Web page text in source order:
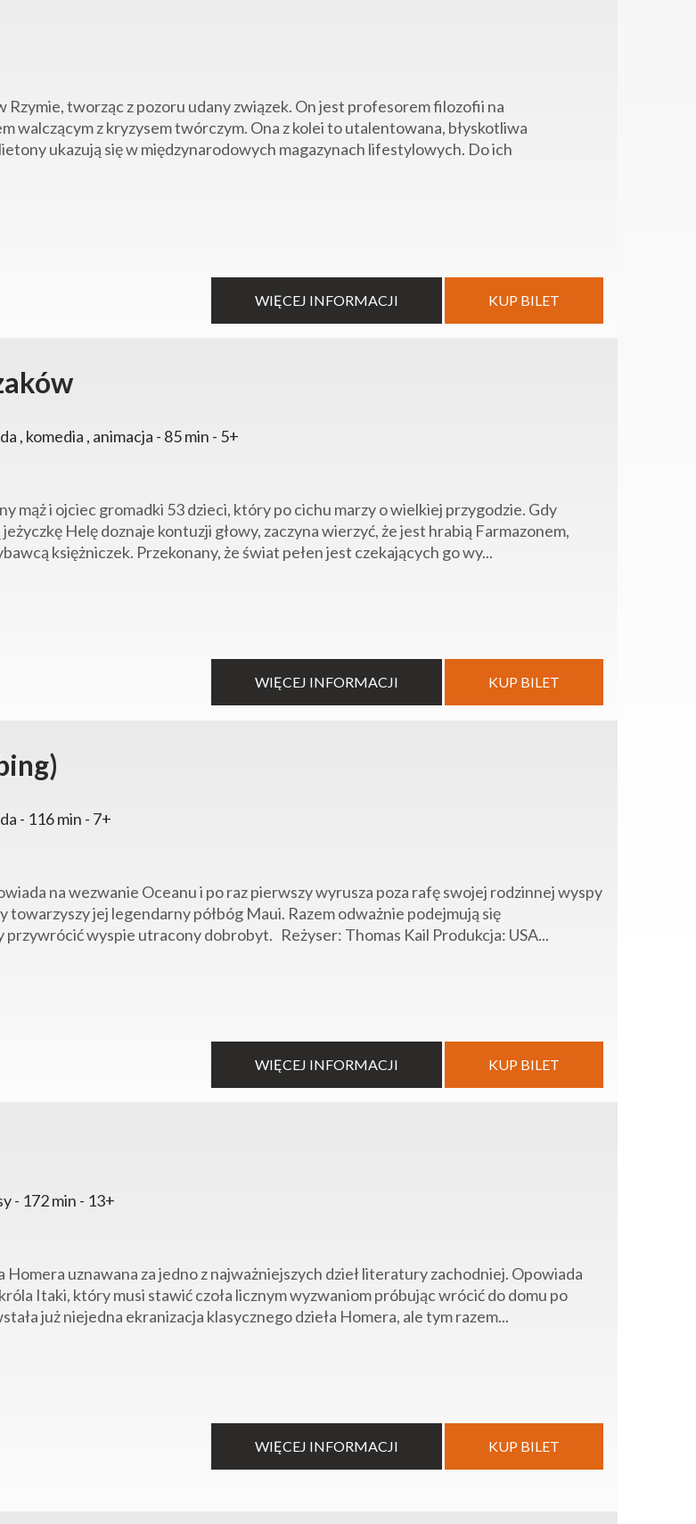
Rzymie, tworząc z pozoru udany związek. On jest profesorem filozofii na
walczącym z kryzysem twórczym. Ona z kolei to utalentowana, błyskotliwa
ukazują się w międzynarodowych magazynach lifestylowych. Do ich
WIĘCEJ INFORMACJI KUP BILET
, komedia , animacja - 85 min - 5+
mąż i ojciec gromadki 53 dzieci, który po cichu marzy o wielkiej przygodzie. Gdy
Helę doznaje kontuzji głowy, zaczyna wierzyć, że jest hrabią Farmazonem,
księżniczek. Przekonany, że świat pełen jest czekających go wy...
WIĘCEJ INFORMACJI KUP BILET
- 116 min - 7+
na wezwanie Oceanu i po raz pierwszy wyrusza poza rafę swojej rodzinnej wyspy
jej legendarny półbóg Maui. Razem odważnie podejmują się
przywrócić wyspie utracony dobrobyt. Reżyser: Thomas Kail Produkcja: USA...
WIĘCEJ INFORMACJI KUP BILET
- 172 min - 13+
uznawana za jedno z najważniejszych dzieł literatury zachodniej. Opowiada
Itaki, który musi stawić czoła licznym wyzwaniom próbując wrócić do domu po
już niejedna ekranizacja klasycznego dzieła Homera, ale tym razem...
WIĘCEJ INFORMACJI KUP BILET